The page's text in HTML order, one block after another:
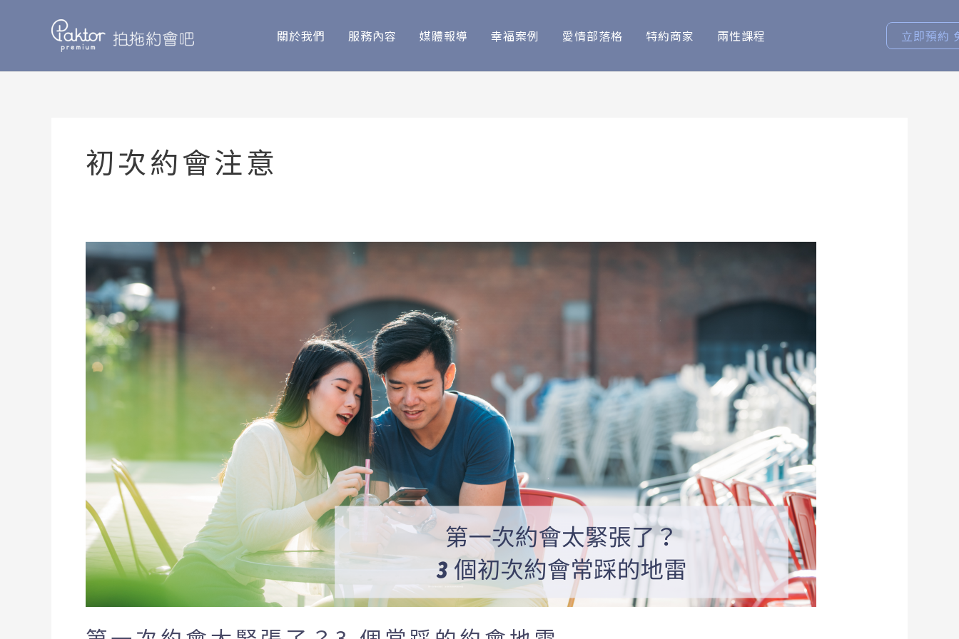
關於我們 服務內容 媒體報導 幸福案例 愛情部落格 特約商家 兩性課程 立即預約
初次約會注意
第
次
約
會
太
緊
常
踩
約
會
地
雷